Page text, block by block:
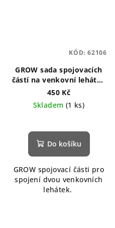
GROW sada spojovacích
částí na venkovní lehátka
2ks
450 Kč
Skladem (1 ks)
Do košíku
GROW spojovací části pro
spojení dvou venkovních
lehátek.
KÓD: 62106